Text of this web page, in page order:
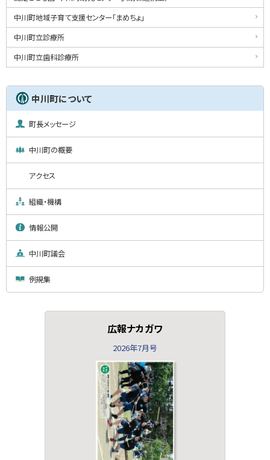
ド
メ
中川町地域子育て支援センター「まめちょ」
中川町立診療所
中川町立歯科診療所
中川町について
町長メッセージ
中川町の概要
アクセス
組織・機構
情報公開
中川町議会
例規集
広報ナカガワ
2026年7月号